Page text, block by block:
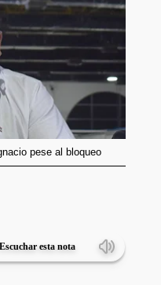
pese al bloqueo
Escuchar esta nota